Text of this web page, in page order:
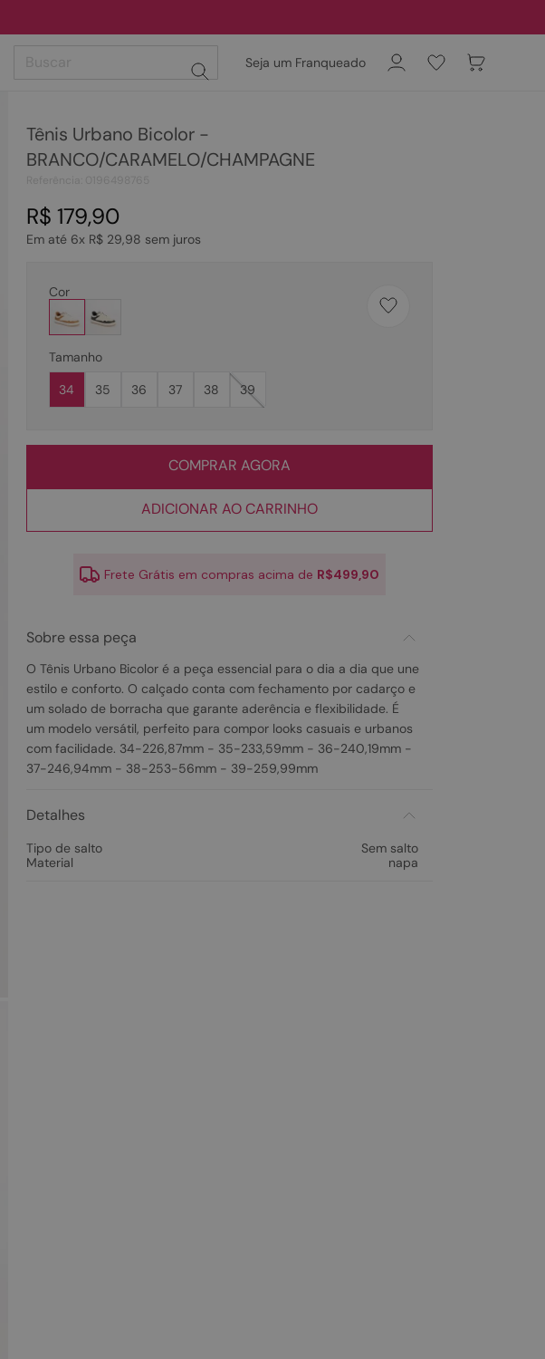
Seja um Franqueado
Tênis Urbano Bicolor -
BRANCO/CARAMELO/CHAMPAGNE
R$ 179,90
Em até 6x R$ 29,98 sem juros
Cor
Tamanho
34
35 36 37 38 39
COMPRAR AGORA
ADICIONAR AO CARRINHO
Frete Grátis em compras acima de R$499,90
Sobre essa peça
O Tênis Urbano Bicolor é a peça essencial para o dia a dia que une
estilo e conforto. O calçado conta com fechamento por cadarço e
um solado de borracha que garante aderência e flexibilidade. É
um modelo versátil, perfeito para compor looks casuais e urbanos
com facilidade. 34-226,87mm - 35-233,59mm - 36-240,19mm -
37-246,94mm - 38-253-56mm - 39-259,99mm
Detalhes
Tipo de salto
Sem salto
Material
napa
MAIS BUSCADOS